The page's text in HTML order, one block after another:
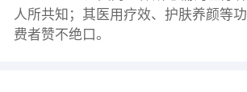
人所共知；其医用疗效、护肤养颜等
费者赞不绝口。